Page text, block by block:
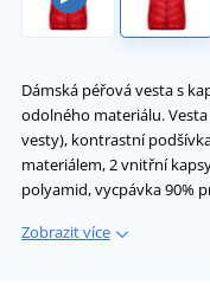
Dámská péřová vesta s
odolného materiálu.
vesty), kontrastní
materiálem, 2 vnitřní
polyamid, vycpávka 90%
Zobrazit více